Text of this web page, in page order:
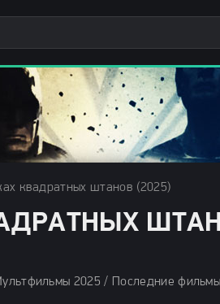
квадратных штанов (2025)